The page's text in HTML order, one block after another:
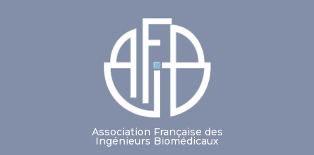
Association Française des
Ingénieurs Biomédicaux